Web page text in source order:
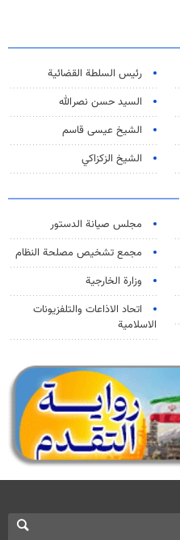
رئیس السلطة القضائیة
السيد حسن نصرالله
الشيخ عيسى قاسم
الشيخ الزكزاكي
مجلس صيانة الدستور
مجمع تشخيص مصلحة النظام
وزارة الخارجية
اتحاد الاذاعات والتلفزيونات
الاسلامية